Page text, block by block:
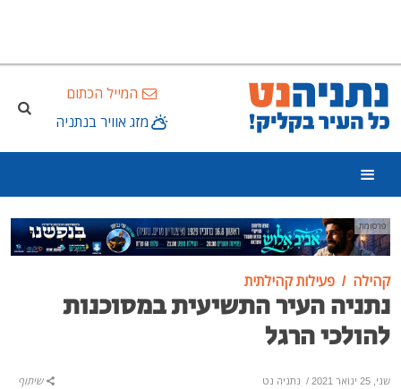
המייל הכתום
מזג אוויר בנתניה
פרסומת
קהילה פעילות קהילתית
נתניה העיר התשיעית במסוכנות
להולכי הרגל
שני, 25 ינואר 2021 / נתניה נט שיתוף